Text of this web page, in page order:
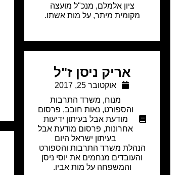
ציון אלמלם, מנכ"ל מועצה
מקומית מיתר, על מות אשתו.
אריק ניסן ז"ל
אוקטובר 25, 2017
מנוח, משרד התרבות
והספורט, נאות חובב, פרסום
מודעת אבל בעיתון ידיעות
אחרונות, פרסום מודעת אבל
בעיתון ישראל היום
הנהלת משרד התרבות והספורט
והעובדים מנחמים את יוסי ניסן
והמשפחה על מות אביו.